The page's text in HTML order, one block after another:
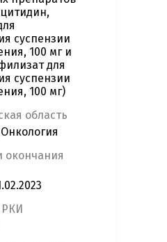
суспензии
100 мг и
для
суспензии
100 мг)
область
окончания